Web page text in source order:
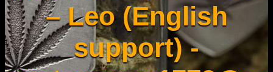
– Leo (English
support) -